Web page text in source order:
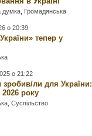
думка Громадянська
о 20:39
тепер у
о 21:22
ли для України:
2026 року
,Суспільство